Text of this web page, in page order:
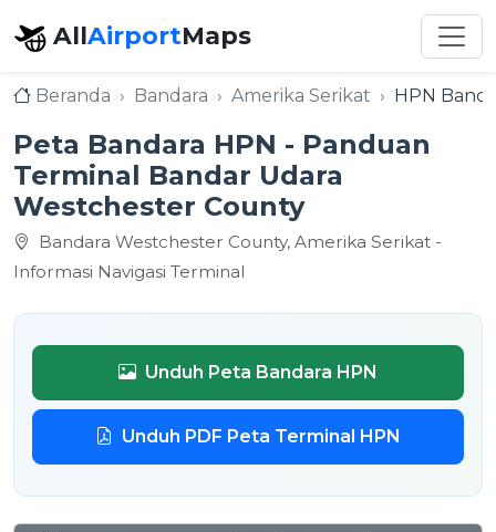
AllAirportMaps
Beranda Bandara Amerika Serikat HPN
Peta Bandara HPN - Panduan
Terminal Bandar Udara
Westchester County
Bandara Westchester County, Amerika Serikat -
Informasi Navigasi Terminal
Unduh Peta Bandara HPN
Unduh PDF Peta Terminal HPN